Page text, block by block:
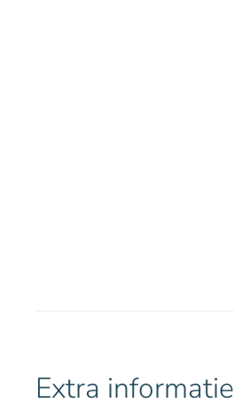
Extra informatie